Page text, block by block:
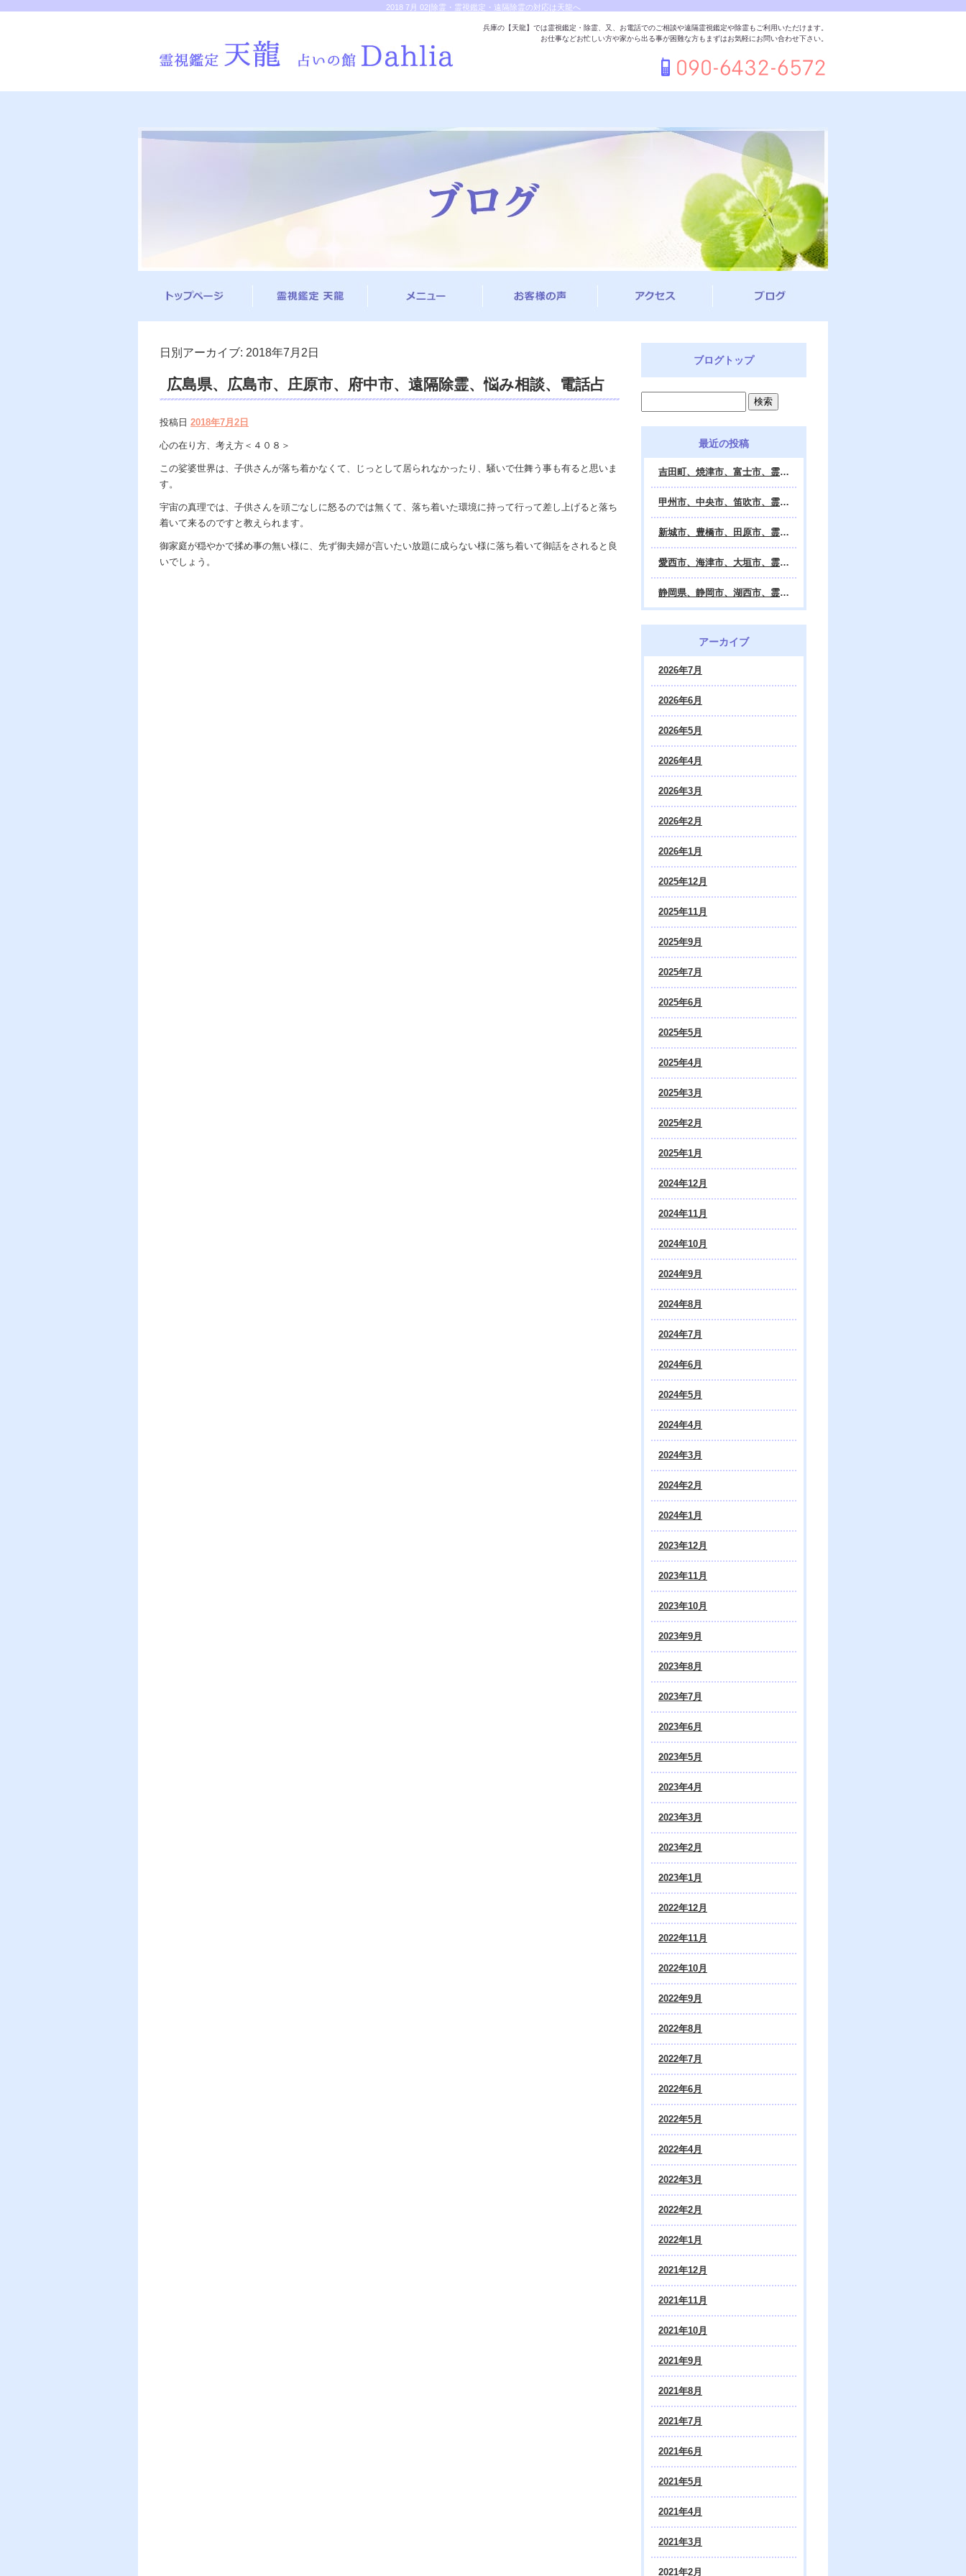
2018 7月 02|除霊・霊視鑑定・遠隔除霊の対応は天龍へ
兵庫の【天龍】では霊視鑑定・除霊、又、お電話でのご相談や遠隔霊視鑑定や除霊もご利用いただけます。
お仕事などお忙しい方や家から出る事が困難な方もまずはお気軽にお問い合わせ下さい。
日別アーカイブ: 2018年7月2日
広島県、広島市、庄原市、府中市、遠隔除霊、悩み相談、電話占
投稿日 2018年7月2日
心の在り方、考え方＜４０８＞
この娑婆世界は、子供さんが落ち着かなくて、じっとして居られなかったり、騒いで仕舞う事も有ると思いま
す。
宇宙の真理では、子供さんを頭ごなしに怒るのでは無くて、落ち着いた環境に持って行って差し上げると落ち
着いて来るのですと教えられます。
御家庭が穏やかで揉め事の無い様に、先ず御夫婦が言いたい放題に成らない様に落ち着いて御話をされると良
いでしょう。
ブログトップ
最近の投稿
吉田町、焼津市、富士市、霊視鑑定 天龍・占いの館 Dahlia、対面・電話・オンライン鑑定、除霊、霊視鑑定、遠隔 除霊 口コミ、浄霊、交霊、祈祷、御祓い、四柱推命、姓名判断・九星気学・易・タロット・手相・数秘術・動物占い・姓名学・命運鑑定、開運、不安・苦痛・恐怖、悩み相談、スピリチュアルカウンセラー、ヒーリング、霊気治療、霊能力者、霊媒師、天龍知裕著、幸せを求めて、天の神様 VS 地獄の神様、宇宙の真理で未来は希望の光、この世で天国 あの世で天国、天龍知裕ブログ。
甲州市、中央市、笛吹市、霊視鑑定 天龍・占いの館 Dahlia、対面・電話・オンライン鑑定、除霊、霊視鑑定、遠隔 除霊 口コミ、浄霊、交霊、祈祷、御祓い、四柱推命、姓名判断・九星気学・易・タロット・手相・数秘術・動物占い・姓名学・命運鑑定、開運、不安・苦痛・恐怖、悩み相談、スピリチュアルカウンセラー、ヒーリング、霊気治療、霊能力者、霊媒師、天龍知裕著、幸せを求めて、天の神様 VS 地獄の神様、宇宙の真理で未来は希望の光、この世で天国 あの世で天国、天龍知裕ブログ。
新城市、豊橋市、田原市、霊視鑑定 天龍・占いの館 Dahlia、対面・電話・オンライン鑑定、除霊、霊視鑑定、遠隔 除霊 口コミ、浄霊、交霊、祈祷、御祓い、四柱推命、姓名判断・九星気学・易・タロット・手相・数秘術・動物占い・姓名学・命運鑑定、開運、不安・苦痛・恐怖、悩み相談、スピリチュアルカウンセラー、ヒーリング、霊能力者、霊媒師、天龍知裕著、幸せを求めて、天の神様 VS 地獄の神様、宇宙の真理で未来は希望の光、この世で天国 あの世で天国、天龍知裕ブログ。
愛西市、海津市、大垣市、霊視鑑定 天龍・占いの館 Dahlia、対面・電話・オンライン鑑定、遠隔 除霊 口コミ、浄霊、交霊、祈祷、御祓い、四柱推命、姓名判断・九星気学・易・タロット・手相・数秘術・動物占い・姓名学・命運鑑定、開運、不安・苦痛・恐怖、悩み相談、スピリチュアルカウンセラー、ヒーリング、霊能力者、霊媒師、天龍知裕著、幸せを求めて、天の神様 VS 地獄の神様、宇宙の真理で未来は希望の光、この世で天国 あの世で天国、天龍知裕ブログ。
静岡県、静岡市、湖西市、霊視鑑定 天龍・占いの館 Dahlia、対面・電話・オンライン鑑定、除霊、霊視鑑定、遠隔 除霊 口コミ、浄霊、交霊、祈祷、御祓い、四柱推命、姓名判断・九星気学・易・タロット・手相・数秘術・動物占い・姓名学・命運鑑定、開運、不安・苦痛・恐怖、悩み相談、スピリチュアルカウンセラー、ヒーリング、霊気治療、霊能力者、霊媒師、天龍知裕著、幸せを求めて、天の神様 VS 地獄の神様、宇宙の真理で未来は希望の光、この世で天国 あの世で天国、天龍知裕ブログ。
アーカイブ
2026年7月
2026年6月
2026年5月
2026年4月
2026年3月
2026年2月
2026年1月
2025年12月
2025年11月
2025年9月
2025年7月
2025年6月
2025年5月
2025年4月
2025年3月
2025年2月
2025年1月
2024年12月
2024年11月
2024年10月
2024年9月
2024年8月
2024年7月
2024年6月
2024年5月
2024年4月
2024年3月
2024年2月
2024年1月
2023年12月
2023年11月
2023年10月
2023年9月
2023年8月
2023年7月
2023年6月
2023年5月
2023年4月
2023年3月
2023年2月
2023年1月
2022年12月
2022年11月
2022年10月
2022年9月
2022年8月
2022年7月
2022年6月
2022年5月
2022年4月
2022年3月
2022年2月
2022年1月
2021年12月
2021年11月
2021年10月
2021年9月
2021年8月
2021年7月
2021年6月
2021年5月
2021年4月
2021年3月
2021年2月